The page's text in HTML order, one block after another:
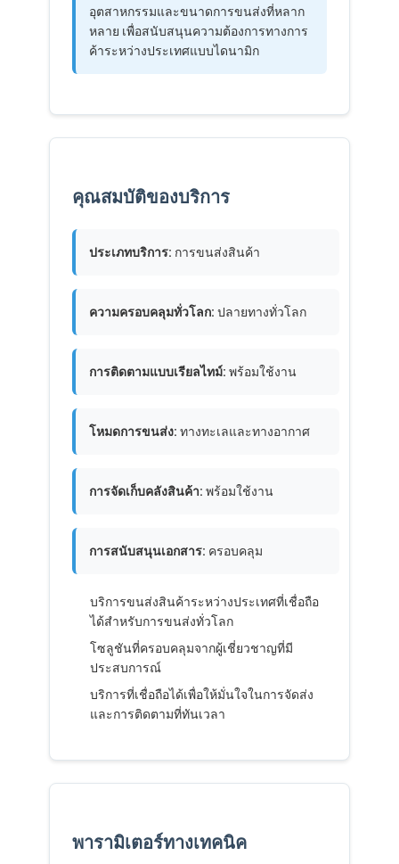
ติดต่อเรา
พูดคุยกันตอนนี้
ขนส่งทางอากาศ
การขนส่งทางทะเล
จัดส่งด่วน
อุตสาหกรรมและขนาดการขนส่งที่หลาก
หลาย เพื่อสนับสนุนความต้องการทางการ
ค้าระหว่างประเทศแบบไดนามิก
คุณสมบัติของบริการ
ประเภทบริการ: การขนส่งสินค้า
ความครอบคลุมทั่วโลก: ปลายทางทั่วโลก
การติดตามแบบเรียลไทม์: พร้อมใช้งาน
โหมดการขนส่ง: ทางทะเลและทางอากาศ
การจัดเก็บคลังสินค้า: พร้อมใช้งาน
การสนับสนุนเอกสาร: ครอบคลุม
บริการขนส่งสินค้าระหว่างประเทศที่เชื่อถือ
ได้สำหรับการขนส่งทั่วโลก
โซลูชันที่ครอบคลุมจากผู้เชี่ยวชาญที่มี
ประสบการณ์
บริการที่เชื่อถือได้เพื่อให้มั่นใจในการจัดส่ง
และการติดตามที่ทันเวลา
พารามิเตอร์ทางเทคนิค